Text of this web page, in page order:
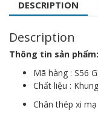
DESCRIPTION
Description
Thông tin sản phẩm:
Mã hàng : S56
Chất liệu :
Chân thép xi mạ